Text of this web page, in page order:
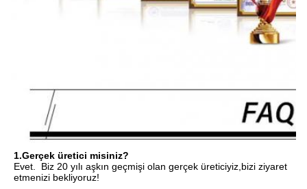
1.Gerçek üretici misiniz?
Evet.  Biz 20 yılı aşkın geçmişi olan gerçek üreticiyiz, bizi ziyaret
etmenizi bekliyoruz!